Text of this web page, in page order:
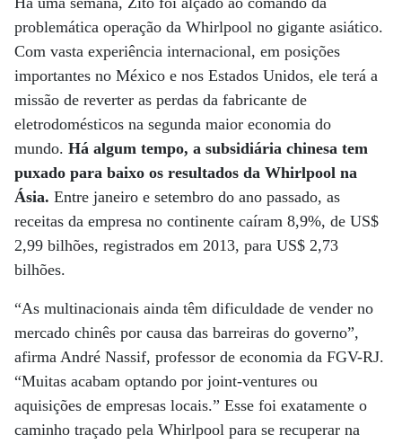
problemática operação da Whirlpool no gigante asiático.
Com vasta experiência internacional, em posições
importantes no México e nos Estados Unidos, ele terá a
missão de reverter as perdas da fabricante de
eletrodomésticos na segunda maior economia do
mundo. Há algum tempo, a subsidiária chinesa tem
puxado para baixo os resultados da Whirlpool na
Ásia. Entre janeiro e setembro do ano passado, as
receitas da empresa no continente caíram 8,9%, de US$
2,99 bilhões, registrados em 2013, para US$ 2,73
bilhões.
“As multinacionais ainda têm dificuldade de vender no
mercado chinês por causa das barreiras do governo”,
afirma André Nassif, professor de economia da FGV-RJ.
“Muitas acabam optando por joint-ventures ou
aquisições de empresas locais.” Esse foi exatamente o
caminho traçado pela Whirlpool para se recuperar na